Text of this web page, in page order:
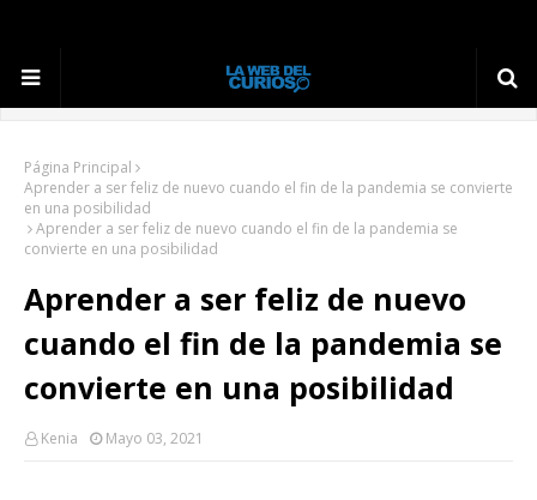
Página Principal
Aprender a ser feliz de nuevo cuando el fin de la pandemia se convierte
en una posibilidad
Aprender a ser feliz de nuevo cuando el fin de la pandemia se
convierte en una posibilidad
Aprender a ser feliz de nuevo
cuando el fin de la pandemia se
convierte en una posibilidad
Kenia Mayo 03, 2021